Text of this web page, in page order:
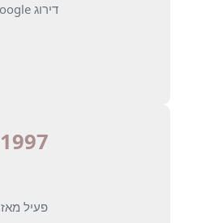
דירוג Google
1997
פעיל מאז